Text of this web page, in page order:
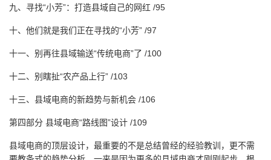
九、寻找“小芳”：打造县域自己的网红 /95
十、他们就是我们正在寻找的“小芳” /97
十一、别再往县域输送“传统电商”了 /100
十二、别瞎扯“农产品上行” /103
十三、县域电商的新趋势与新机会 /106
第四部分 县域电商“路线图”设计 /109
县域电商的顶层设计，最重要的不是总结曾经的经验教训，更不需